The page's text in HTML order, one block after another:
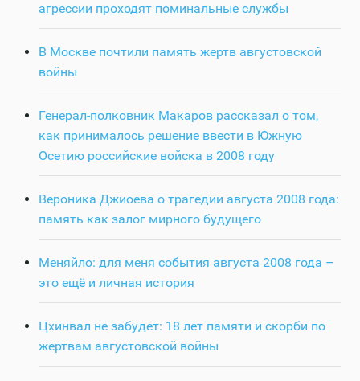
агрессии проходят поминальные службы
В Москве почтили память жертв августовской
войны
Генерал-полковник Макаров рассказал о том,
как принималось решение ввести в Южную
Осетию российские войска в 2008 году
Вероника Джиоева о трагедии августа 2008 года:
память как залог мирного будущего
Меняйло: для меня события августа 2008 года –
это ещё и личная история
Цхинвал не забудет: 18 лет памяти и скорби по
жертвам августовской войны